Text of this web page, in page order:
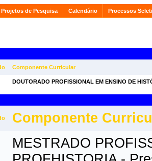
Projetos de Pesquisa Calendário Processos
Componente Curricular
DOUTORADO PROFISSIONAL EM ENSINO DE
Componente
MESTRADO